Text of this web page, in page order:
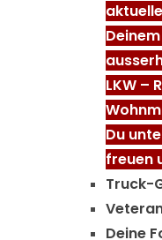
LKW –
Du
freuen
Truck-
Deine